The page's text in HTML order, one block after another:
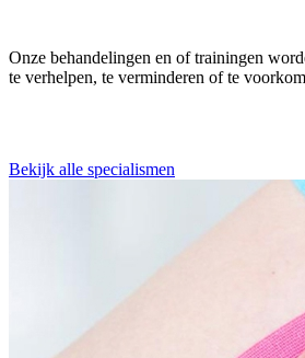
Onze behandelingen en of trainingen
te verhelpen, te verminderen of te
Bekijk alle specialismen